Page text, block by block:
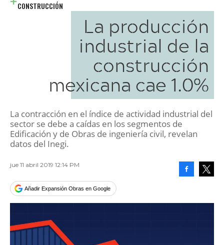
CONSTRUCCIÓN
La producción
industrial de la
construcción
mexicana cae 1.0%
La contracción en el índice de actividad industrial del
sector se debe a caídas en los segmentos de
Edificación y de Obras de ingeniería civil, revelan
datos del Inegi.
jue 11 abril 2019 12:14 PM
Añadir Expansión Obras en Google